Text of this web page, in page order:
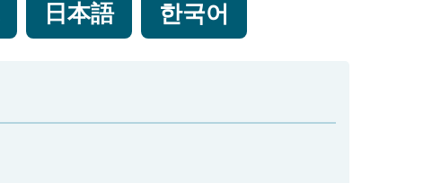
日本語 한국어